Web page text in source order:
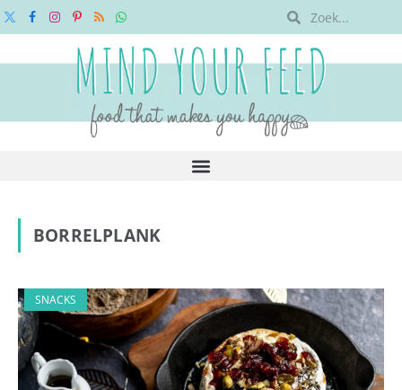
X
FacebookInstagram
Pinterest
RSSWhatsApp
BORRELPLANK
SNACKS